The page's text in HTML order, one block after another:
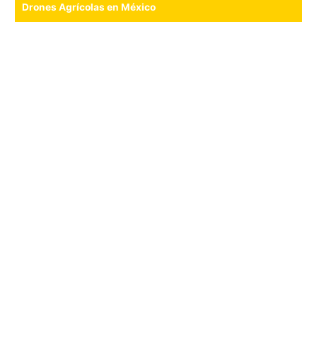
Drones Agrícolas en México